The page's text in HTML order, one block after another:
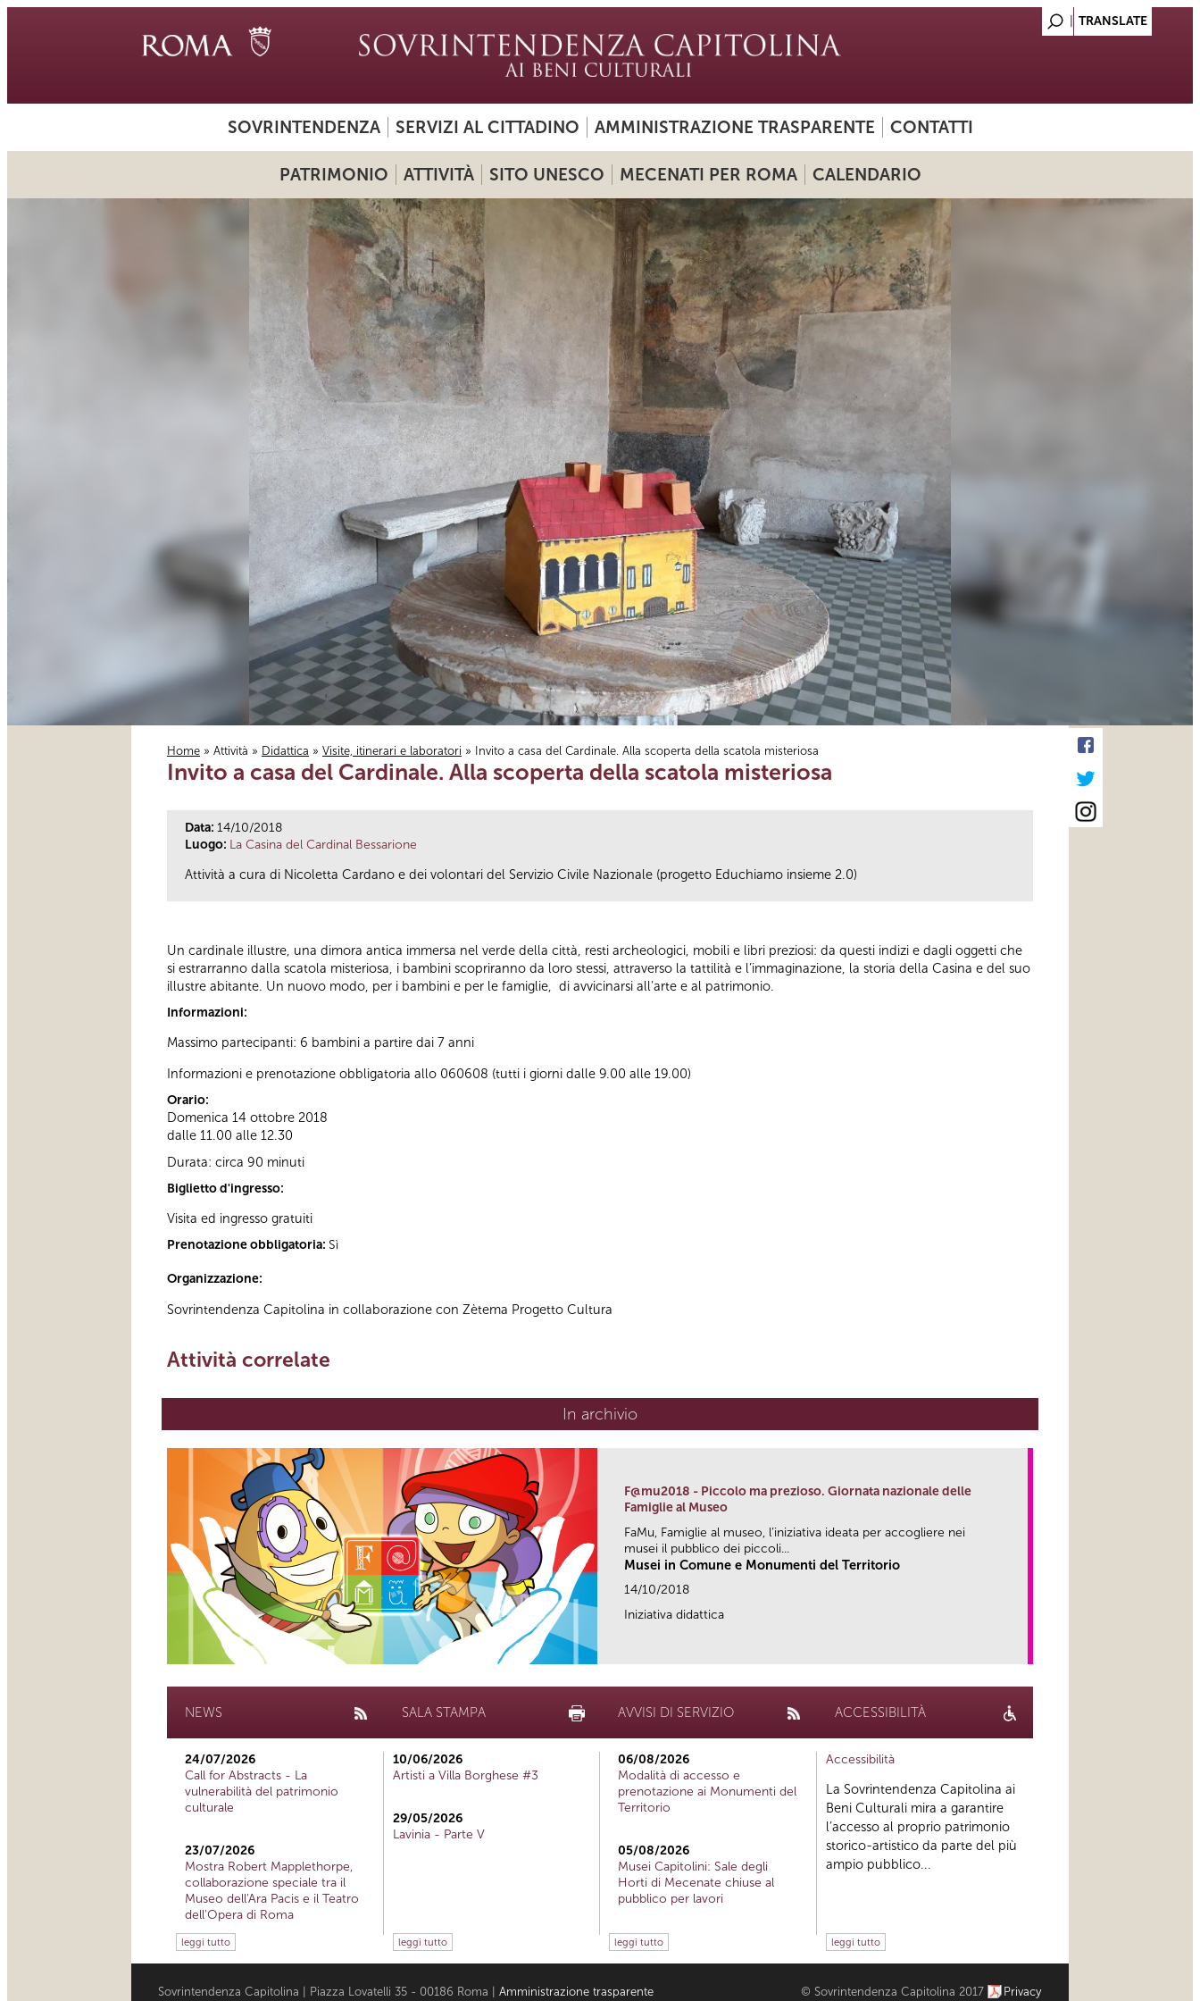
SOVRINTENDENZA SERVIZI AL CITTADINO AMMINISTRAZIONE TRASPARENTE CONTATTI
PATRIMONIO ATTIVITÀ SITO UNESCO MECENATI PER ROMA CALENDARIO
Tu sei qui
Home » Attività » Didattica » Visite, itinerari e laboratori » Invito a casa del Cardinale. Alla scoperta della scatola misteriosa
Invito a casa del Cardinale. Alla scoperta della scatola misteriosa
Data: 14/10/2018
Luogo: La Casina del Cardinal Bessarione
Attività a cura di Nicoletta Cardano e dei volontari del Servizio Civile Nazionale (progetto Educhiamo insieme 2.0)
Un cardinale illustre, una dimora antica immersa nel verde della città, resti archeologici, mobili e libri preziosi: da questi indizi e dagli oggetti che
si estrarranno dalla scatola misteriosa, i bambini scopriranno da loro stessi, attraverso la tattilità e l’immaginazione, la storia della Casina e del suo
illustre abitante. Un nuovo modo, per i bambini e per le famiglie, di avvicinarsi all’arte e al patrimonio.
Informazioni:
Massimo partecipanti: 6 bambini a partire dai 7 anni
Informazioni e prenotazione obbligatoria allo 060608 (tutti i giorni dalle 9.00 alle 19.00)
Orario:
Domenica 14 ottobre 2018
dalle 11.00 alle 12.30
Durata: circa 90 minuti
Biglietto d'ingresso:
Visita ed ingresso gratuiti
Prenotazione obbligatoria: Sì
Organizzazione:
Sovrintendenza Capitolina in collaborazione con Zètema Progetto Cultura
Attività correlate
In archivio
F@mu2018 - Piccolo ma prezioso. Giornata nazionale delle
Famiglie al Museo
FaMu, Famiglie al museo, l’iniziativa ideata per accogliere nei
musei il pubblico dei piccoli...
Musei in Comune e Monumenti del Territorio
14/10/2018
Iniziativa didattica
NEWS
24/07/2026
Call for Abstracts - La
vulnerabilità del patrimonio
culturale
23/07/2026
Mostra Robert Mapplethorpe,
collaborazione speciale tra il
Museo dell'Ara Pacis e il Teatro
dell'Opera di Roma
leggi tutto
SALA STAMPA
10/06/2026
Artisti a Villa Borghese #3
29/05/2026
Lavinia - Parte V
leggi tutto
AVVISI DI SERVIZIO
06/08/2026
Modalità di accesso e
prenotazione ai Monumenti del
Territorio
05/08/2026
Musei Capitolini: Sale degli
Horti di Mecenate chiuse al
pubblico per lavori
leggi tutto
ACCESSIBILITÀ
Accessibilità
La Sovrintendenza Capitolina ai
Beni Culturali mira a garantire
l’accesso al proprio patrimonio
storico-artistico da parte del più
ampio pubblico...
leggi tutto
Sovrintendenza Capitolina | Piazza Lovatelli 35 - 00186 Roma | Amministrazione trasparente © Sovrintendenza Capitolina 2017 Privacy